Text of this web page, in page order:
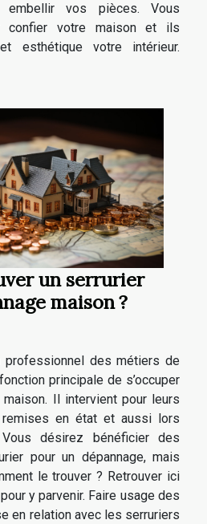
embellir vos pièces. Vous
confier votre maison et ils
esthétique votre intérieur.
un serrurier
maison ?
professionnel des métiers de
principale de s’occuper
maison. Il intervient pour leurs
remises en état et aussi lors
désirez bénéficier des
pour un dépannage, mais
le trouver ? Retrouver ici
y parvenir. Faire usage des
en relation avec les serruriers